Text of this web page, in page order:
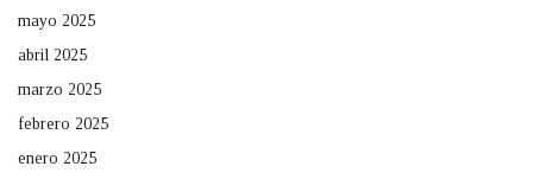
mayo 2025
abril 2025
marzo 2025
febrero 2025
enero 2025